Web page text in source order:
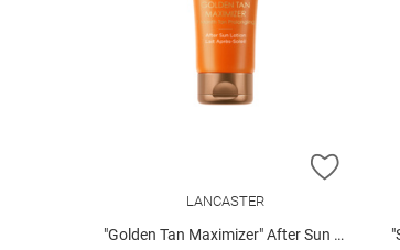
ZUR
LANCASTER
"Golden Tan Maximizer" After Sun Lotion 125 ml